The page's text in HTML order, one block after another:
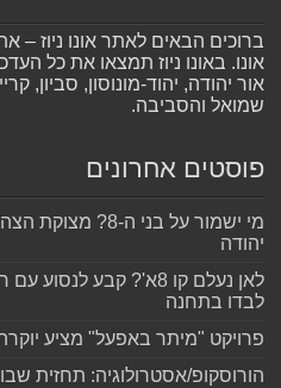
ברוכים הבאים לאתר אונו ניוז
אונו. באונו ניוז תמצאו את כל
אור יהודה, יהוד-מונוסון, סביון,
שמואל והסביבה.
פוסטים אחרונים
מי ישמור על בני ה-
יהודה
לאן נעלם קו 8א'? קבע
לבדו בתחנה
פרויקט "מיתר באפעל" מציע יוקרה
הורוסקופ/אסטרולוגיה: תחזית שבועית 9.8-